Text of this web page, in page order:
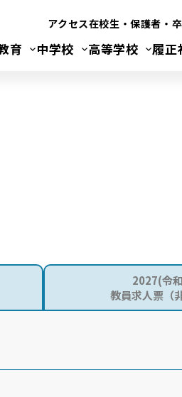
アクセス在校生・保護者・
育 中学校 高等学校 履正
2027(令
教員求人票（